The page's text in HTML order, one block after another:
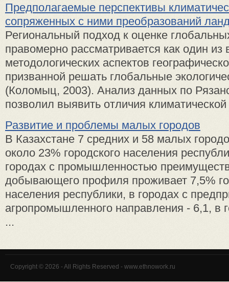
Предполагаемые перспективы
сопряженных с ними преобразований
Региональный подход к оценке
правомерно рассматривается как один из
методологических аспектов
призванной решать глобальные
(Коломыц, 2003). Анализ данных по
позволил выявить отличия
Развитие и проблемы малых городов
В Казахстане 7 средних и 58 малых
около 23% городского населения
городах с промышленностью
добывающего профиля проживает 7,5%
населения республики, в городах с
агропромышленного направления - 6,1, в
...
Copyright © 2026 - All Rights Reserved - www.ethnowork.ru